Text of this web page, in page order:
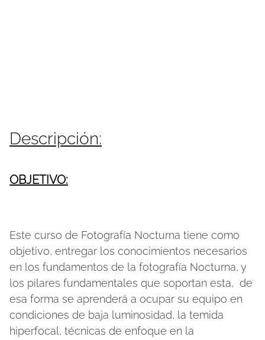
Descripción:
OBJETIVO:
Este curso de Fotografía Nocturna tiene como
objetivo, entregar los conocimientos necesarios
en los fundamentos de la fotografía Nocturna, y
los pilares fundamentales que soportan esta, de
esa forma se aprenderá a ocupar su equipo en
condiciones de baja luminosidad, la temida
hiperfocal, técnicas de enfoque en la